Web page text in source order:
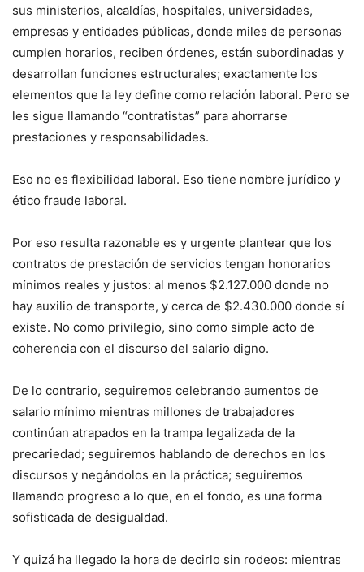
sus ministerios, alcaldías, hospitales, universidades,
empresas y entidades públicas, donde miles de personas
cumplen horarios, reciben órdenes, están subordinadas y
desarrollan funciones estructurales; exactamente los
elementos que la ley define como relación laboral. Pero se
les sigue llamando “contratistas” para ahorrarse
prestaciones y responsabilidades.
Eso no es flexibilidad laboral. Eso tiene nombre jurídico y
ético fraude laboral.
Por eso resulta razonable es y urgente plantear que los
contratos de prestación de servicios tengan honorarios
mínimos reales y justos: al menos $2.127.000 donde no
hay auxilio de transporte, y cerca de $2.430.000 donde sí
existe. No como privilegio, sino como simple acto de
coherencia con el discurso del salario digno.
De lo contrario, seguiremos celebrando aumentos de
salario mínimo mientras millones de trabajadores
continúan atrapados en la trampa legalizada de la
precariedad; seguiremos hablando de derechos en los
discursos y negándolos en la práctica; seguiremos
llamando progreso a lo que, en el fondo, es una forma
sofisticada de desigualdad.
Y quizá ha llegado la hora de decirlo sin rodeos: mientras